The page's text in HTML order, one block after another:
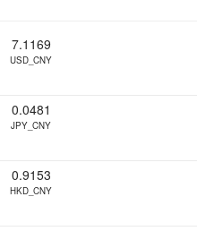
7.1169
USD_CNY
0.0481
JPY_CNY
0.9153
HKD_CNY